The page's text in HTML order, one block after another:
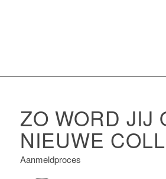
ZO WORD JIJ
NIEUWE
Aanmeldproces